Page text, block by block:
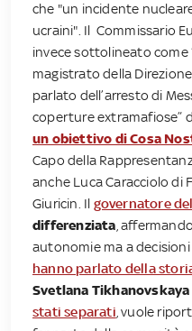
che "un incidente
ucraini". Il Commissario
invece sottolineato come
magistrato della
parlato dell’arresto di
coperture extramafiose”
un obiettivo di Cosa
Capo della
anche Luca Caracciolo di
Giuricin. Il governatore
differenziata ,
autonomie ma a
hanno parlato della
Svetlana Tikhanovskaya
stati separati , vuole